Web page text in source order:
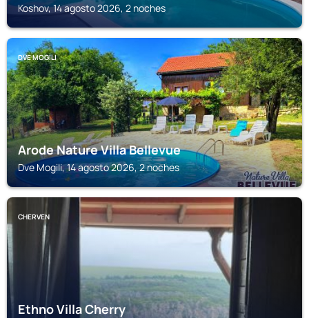
Koshov, 14 agosto 2026, 2 noches
DVE MOGILI
Arode Nature Villa Bellevue
Dve Mogili, 14 agosto 2026, 2 noches
CHERVEN
Ethno Villa Cherry